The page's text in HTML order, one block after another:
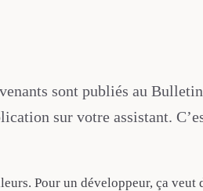
sont publiés au
sur votre assistant.
Pour un développeur, ça veut